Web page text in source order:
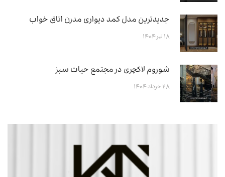
جدیدترین مدل کمد دیواری مدرن اتاق خواب
۱۸ تیر ۱۴۰۴
شوروم لاکچری در مجتمع حیات سبز
۲۸ خرداد ۱۴۰۴